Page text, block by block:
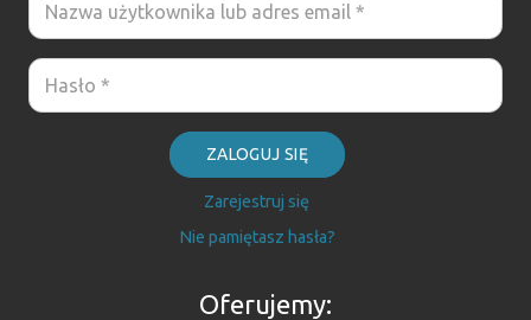
ZALOGUJ SIĘ
Zarejestruj się
Nie pamiętasz hasła?
Oferujemy: